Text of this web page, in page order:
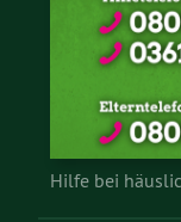
Hilfe bei